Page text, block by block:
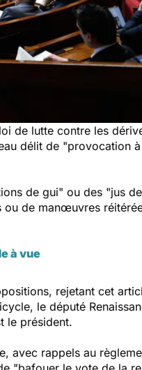
de lutte contre les
délit de "provocation
de gui" ou des "jus
ou de manœuvres
à vue
rejetant cet
le député
le président.
avec rappels au